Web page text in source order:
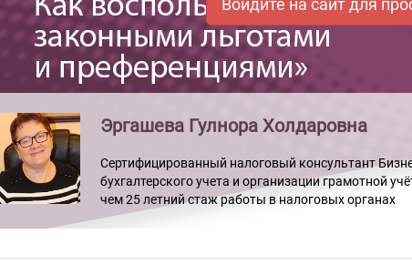
Войдите на сайт для
Эргашева Гулнора Холдаровна
Сертифицированный налоговый консультант
бухгалтерского учета и организации грамотной
чем 25 летний стаж работы в налоговых органах